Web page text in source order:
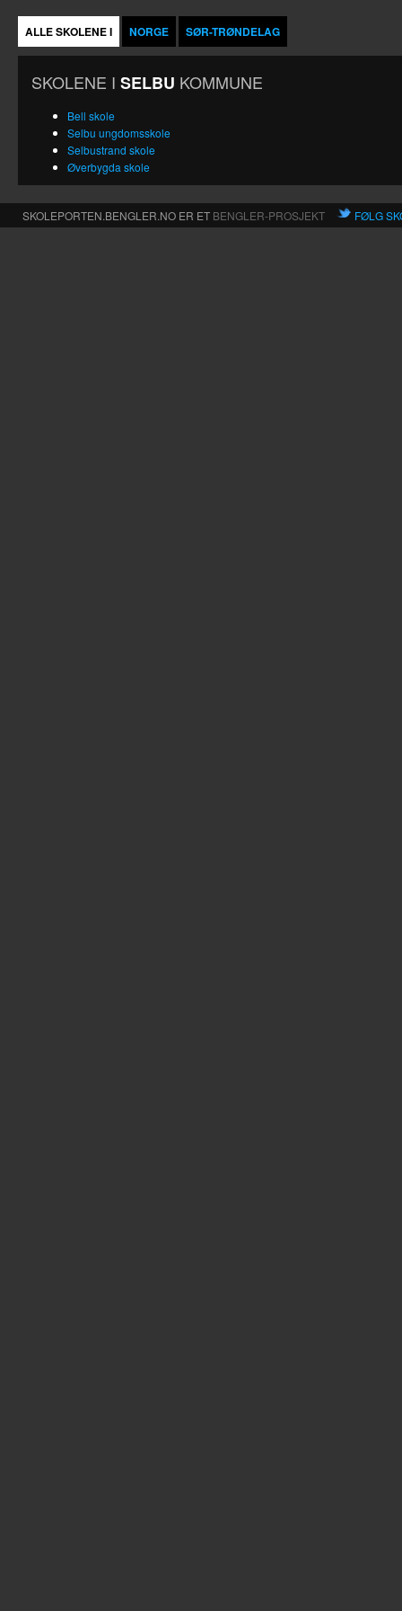
ALLE SKOLENE I NORGE SØR-TRØNDELAG
SKOLENE I SELBU KOMMUNE
Bell skole
Selbu ungdomsskole
Selbustrand skole
Øverbygda skole
SKOLEPORTEN.BENGLER.NO ER ET BENGLER-PROSJEKT FØLG